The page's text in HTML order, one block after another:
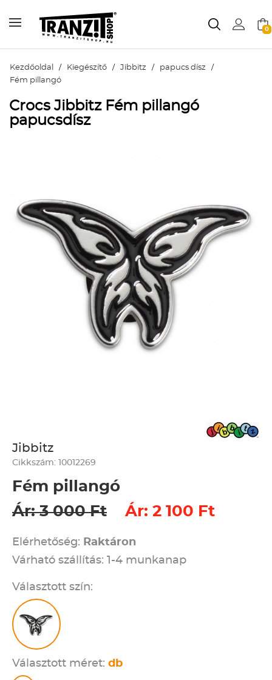
0
Kezdőoldal / Kiegészítő / Jibbitz / papucs dísz /
Fém pillangó
Crocs Jibbitz Fém pillangó
papucsdísz
Jibbitz
Cikkszám: 10012269
Fém pillangó
Ár: 3 000 Ft
Ár: 2 100 Ft
Elérhetőség: Raktáron
Várható szállítás: 1-4 munkanap
Választott szín:
Választott méret: db